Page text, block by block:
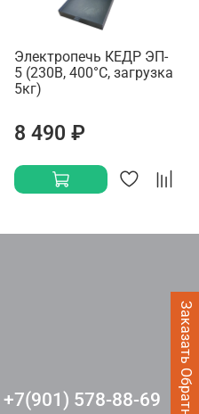
Электропечь КЕДР ЭП-
5 (230В, 400°C, загрузка
5кг)
8 490 ₽
+7(901) 578-88-69